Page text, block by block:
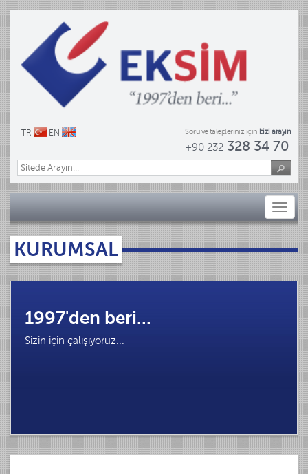
TR EN Soru ve talepleriniz için bizi arayın
+90 232 328 34 70
Toggle
KURUMSAL
1997'den beri...
Sizin için çalışıyoruz...